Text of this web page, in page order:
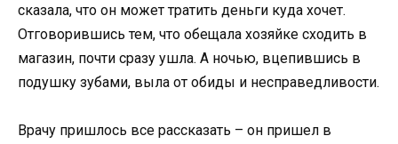
сказала, что он может тратить деньги куда хочет.
Отговорившись тем, что обещала хозяйке сходить в
магазин, почти сразу ушла. А ночью, вцепившись в
подушку зубами, выла от обиды и несправедливости.
Врачу пришлось все рассказать – он пришел в